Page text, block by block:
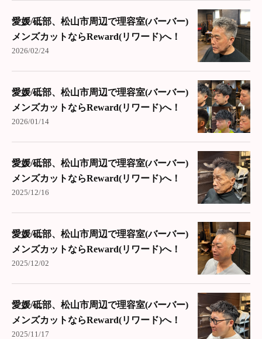
愛媛/砥部、松山市周辺で理容室(バーバー)
メンズカットならReward(リワード)へ！
2026/02/24
愛媛/砥部、松山市周辺で理容室(バーバー)
メンズカットならReward(リワード)へ！
2026/01/14
愛媛/砥部、松山市周辺で理容室(バーバー)
メンズカットならReward(リワード)へ！
2025/12/16
愛媛/砥部、松山市周辺で理容室(バーバー)
メンズカットならReward(リワード)へ！
2025/12/02
愛媛/砥部、松山市周辺で理容室(バーバー)
メンズカットならReward(リワード)へ！
2025/11/17